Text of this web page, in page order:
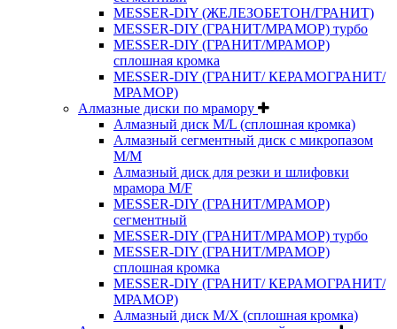
MESSER-DIY (ЖЕЛЕЗОБЕТОН/ГРАНИТ)
MESSER-DIY (ГРАНИТ/МРАМОР) турбо
MESSER-DIY (ГРАНИТ/МРАМОР)
сплошная кромка
MESSER-DIY (ГРАНИТ/ КЕРАМОГРАНИТ/
МРАМОР)
Алмазные диски по мрамору
Алмазный диск M/L (сплошная кромка)
Алмазный сегментный диск с микропазом
M/M
Алмазный диск для резки и шлифовки
мрамора M/F
MESSER-DIY (ГРАНИТ/МРАМОР)
сегментный
MESSER-DIY (ГРАНИТ/МРАМОР) турбо
MESSER-DIY (ГРАНИТ/МРАМОР)
сплошная кромка
MESSER-DIY (ГРАНИТ/ КЕРАМОГРАНИТ/
МРАМОР)
Алмазный диск M/X (сплошная кромка)